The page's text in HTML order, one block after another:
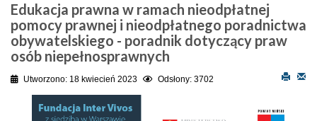
Edukacja prawna w ramach nieodpłatnej
pomocy prawnej i nieodpłatnego poradnictwa
obywatelskiego - poradnik dotyczący praw
osób niepełnosprawnych
Utworzono: 18 kwiecień 2023 Odsłony: 3702